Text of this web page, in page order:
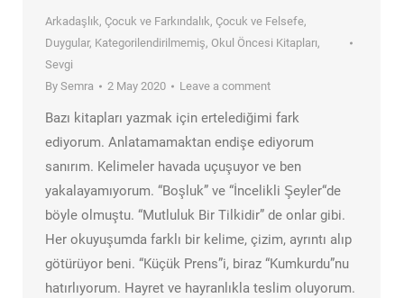
Arkadaşlık, Çocuk ve Farkındalık, Çocuk ve Felsefe,
Duygular, Kategorilendirilmemiş, Okul Öncesi Kitapları,
Sevgi
By Semra 2 May 2020 Leave a comment
Bazı kitapları yazmak için ertelediğimi fark
ediyorum. Anlatamamaktan endişe ediyorum
sanırım. Kelimeler havada uçuşuyor ve ben
yakalayamıyorum. “Boşluk” ve “İncelikli Şeyler“de
böyle olmuştu. “Mutluluk Bir Tilkidir” de onlar gibi.
Her okuyuşumda farklı bir kelime, çizim, ayrıntı alıp
götürüyor beni. “Küçük Prens”i, biraz “Kumkurdu”nu
hatırlıyorum. Hayret ve hayranlıkla teslim oluyorum.